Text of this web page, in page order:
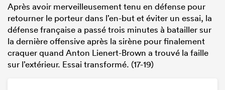
Après avoir merveilleusement tenu en défense pour
retourner le porteur dans l’en-but et éviter un essai, la
défense française a passé trois minutes à batailler sur
la dernière offensive après la sirène pour finalement
craquer quand Anton Lienert-Brown a trouvé la faille
sur l’extérieur. Essai transformé. (17-19)